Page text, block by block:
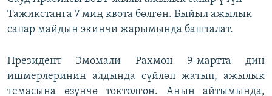
Тажикстанга 7 миң квота бөлгөн. Быйыл ажылык
сапар майдын экинчи жарымында башталат.
Президент Эмомали Рахмон 9-мартта дин
ишмерлеринин алдында сүйлөп жатып, ажылык
темасына өзүнчө токтолгон. Анын айтымында,